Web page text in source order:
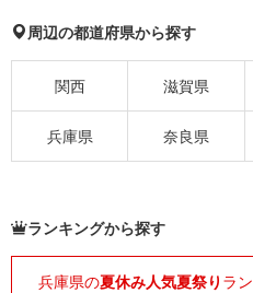
周辺の都道府県から探す
関西 滋賀県
兵庫県 奈良県
ランキングから探す
兵庫県の夏休み人気夏祭り ラ